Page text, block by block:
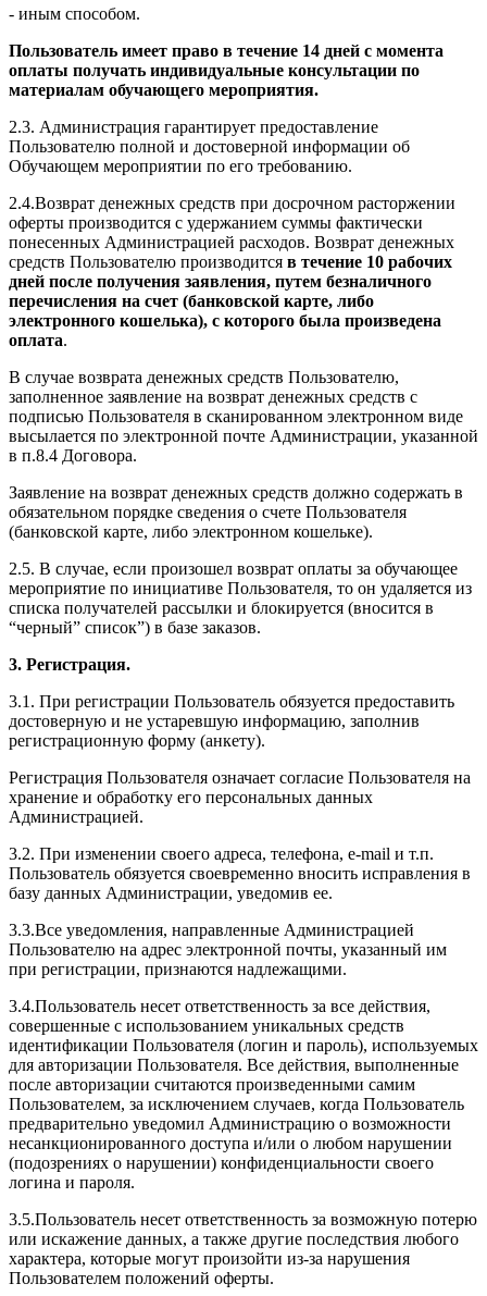
- иным способом.
Пользователь имеет право в течение 14 дней с момента
оплаты получать индивидуальные консультации по
материалам обучающего мероприятия.
2.3. Администрация гарантирует предоставление
Пользователю полной и достоверной информации об
Обучающем мероприятии по его требованию.
2.4.Возврат денежных средств при досрочном расторжении
оферты производится с удержанием суммы фактически
понесенных Администрацией расходов. Возврат денежных
средств Пользователю производится в течение 10 рабочих
дней после получения заявления, путем безналичного
перечисления на счет (банковской карте, либо
электронного кошелька), с которого была произведена
оплата.
В случае возврата денежных средств Пользователю,
заполненное заявление на возврат денежных средств с
подписью Пользователя в сканированном электронном виде
высылается по электронной почте Администрации, указанной
в п.8.4 Договора.
Заявление на возврат денежных средств должно содержать в
обязательном порядке сведения о счете Пользователя
(банковской карте, либо электронном кошельке).
2.5. В случае, если произошел возврат оплаты за обучающее
мероприятие по инициативе Пользователя, то он удаляется из
списка получателей рассылки и блокируется (вносится в
“черный” список”) в базе заказов.
3. Регистрация.
3.1. При регистрации Пользователь обязуется предоставить
достоверную и не устаревшую информацию, заполнив
регистрационную форму (анкету).
Регистрация Пользователя означает согласие Пользователя на
хранение и обработку его персональных данных
Администрацией.
3.2. При изменении своего адреса, телефона, e-mail и т.п.
Пользователь обязуется своевременно вносить исправления в
базу данных Администрации, уведомив ее.
3.3.Все уведомления, направленные Администрацией
Пользователю на адрес электронной почты, указанный им
при регистрации, признаются надлежащими.
3.4.Пользователь несет ответственность за все действия,
совершенные с использованием уникальных средств
идентификации Пользователя (логин и пароль), используемых
для авторизации Пользователя. Все действия, выполненные
после авторизации считаются произведенными самим
Пользователем, за исключением случаев, когда Пользователь
предварительно уведомил Администрацию о возможности
несанкционированного доступа и/или о любом нарушении
(подозрениях о нарушении) конфиденциальности своего
логина и пароля.
3.5.Пользователь несет ответственность за возможную потерю
или искажение данных, а также другие последствия любого
характера, которые могут произойти из-за нарушения
Пользователем положений оферты.